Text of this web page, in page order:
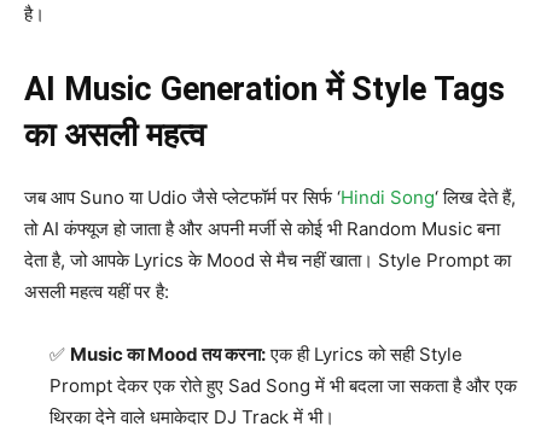
है।
AI Music Generation में Style Tags
का असली महत्व
जब आप Suno या Udio जैसे प्लेटफॉर्म पर सिर्फ ‘Hindi Song‘ लिख देते हैं,
तो AI कंफ्यूज हो जाता है और अपनी मर्जी से कोई भी Random Music बना
देता है, जो आपके Lyrics के Mood से मैच नहीं खाता। Style Prompt का
असली महत्व यहीं पर है:
Music का Mood तय करना:एक ही Lyrics को सही Style
Prompt देकर एक रोते हुए Sad Song में भी बदला जा सकता है और एक
थिरका देने वाले धमाकेदार DJ Track में भी।